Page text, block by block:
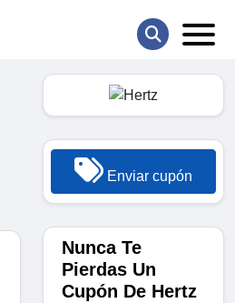
Enviar cupón
Nunca Te
Pierdas Un
Cupón De Hertz